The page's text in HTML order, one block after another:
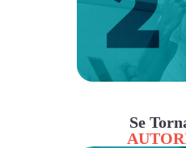
Se